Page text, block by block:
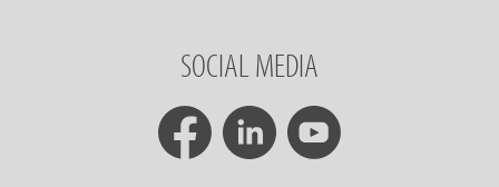
SOCIAL MEDIA